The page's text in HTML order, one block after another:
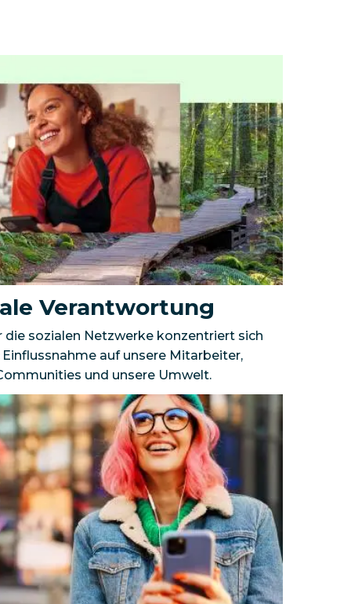
Verantwortung
sozialen Netzwerke konzentriert sich
auf unsere Mitarbeiter,
und unsere Umwelt.